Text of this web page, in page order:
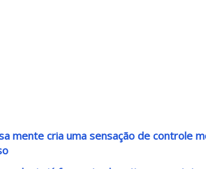
mente cria uma sensação de controle